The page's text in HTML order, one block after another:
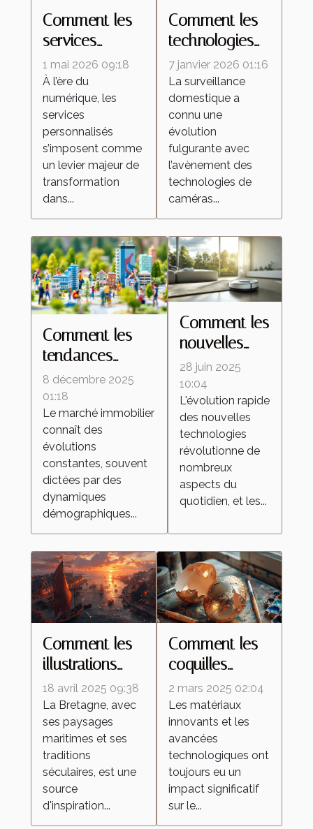
Comment les
services
personnalisés
redéfinissent
les attentes
dans l'industrie
1 mai 2026 09:18
À l’ère du
numérique, les
services
personnalisés
s’imposent comme
un levier majeur de
transformation
dans...
Comment les
technologies
de caméras
espion
transforment la
surveillance
domestique ?
7 janvier 2026 01:16
La surveillance
domestique a
connu une
évolution
fulgurante avec
l’avènement des
technologies de
caméras...
Comment les
tendances
démographiques
influencent-elles
le marché
immobilier ?
8 décembre 2025
01:18
Le marché immobilier
connaît des
évolutions
constantes, souvent
dictées par des
dynamiques
démographiques...
Comment les
nouvelles
technologies
transforment-
elles les
aspirateurs
autonomes ?
28 juin 2025
10:04
L'évolution rapide
des nouvelles
technologies
révolutionne de
nombreux
aspects du
quotidien, et les...
Comment les
illustrations
inspirées de la
Bretagne
célèbrent la
culture
régionale
18 avril 2025 09:38
La Bretagne, avec
ses paysages
maritimes et ses
traditions
séculaires, est une
source
d'inspiration...
Comment les
coquilles
d'œufs
améliorent les
peintures
réfléchissantes
2 mars 2025 02:04
Les matériaux
innovants et les
avancées
technologiques ont
toujours eu un
impact significatif
sur le...